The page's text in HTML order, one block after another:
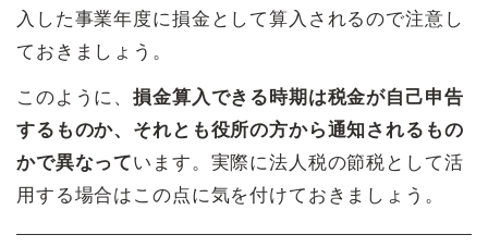
入した事業年度に損金として算入されるので注意し
ておきましょう。
このように、損金算入できる時期は税金が自己申告
するものか、それとも役所の方から通知されるもの
かで異なっています。実際に法人税の節税として活
用する場合はこの点に気を付けておきましょう。